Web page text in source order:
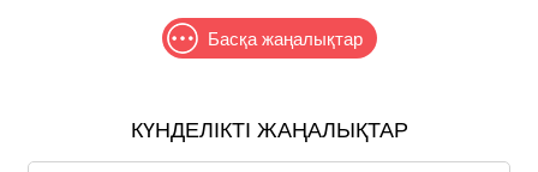
Басқа жаңалықтар
КҮНДЕЛІКТІ ЖАҢАЛЫҚТАР